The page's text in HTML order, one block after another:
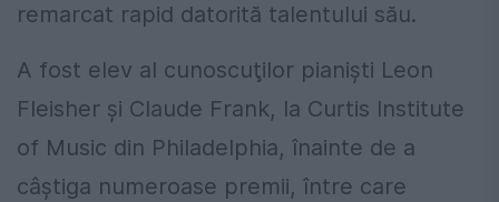
remarcat rapid datorită talentului său.
A fost elev al cunoscuţilor pianişti Leon
Fleisher şi Claude Frank, la Curtis Institute
of Music din Philadelphia, înainte de a
câştiga numeroase premii, între care